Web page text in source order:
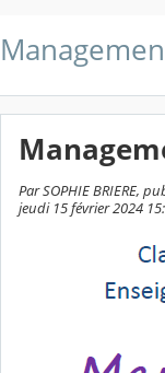
Par SOPHIE BRIERE,
jeudi 15 février 2024